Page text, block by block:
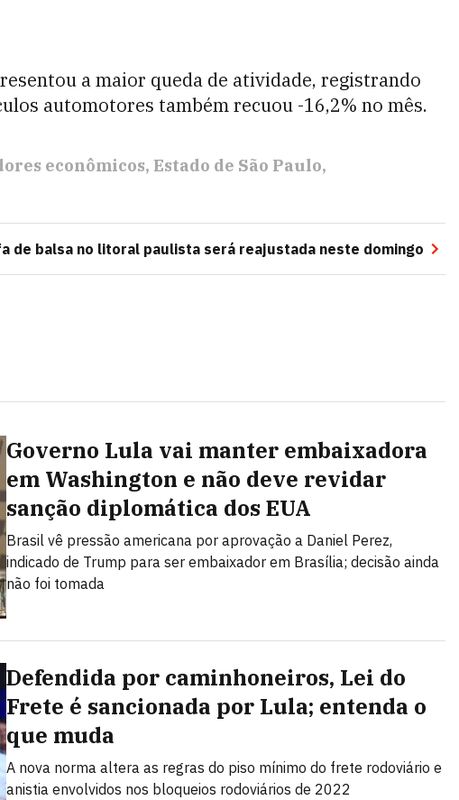
a maior queda de atividade, registrando
automotores também recuou -16,2% no mês.
econômicos Estado de São Paulo
de balsa no litoral paulista será reajustada neste domingo
Governo Lula vai manter embaixadora
em Washington e não deve revidar
sanção diplomática dos EUA
Brasil vê pressão americana por aprovação a Daniel Perez,
indicado de Trump para ser embaixador em Brasília; decisão ainda
não foi tomada
Defendida por caminhoneiros, Lei do
Frete é sancionada por Lula; entenda o
que muda
A nova norma altera as regras do piso mínimo do frete rodoviário e
anistia envolvidos nos bloqueios rodoviários de 2022